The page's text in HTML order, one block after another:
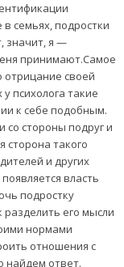
семьях, подростки
значит, я —
принимают.Самое
своей
психолога такие
к себе подобным.
стороны подруг и
сторона такого
и других
власть
подростку
разделить его мысли
нормами
отношения с
найдем ответ.